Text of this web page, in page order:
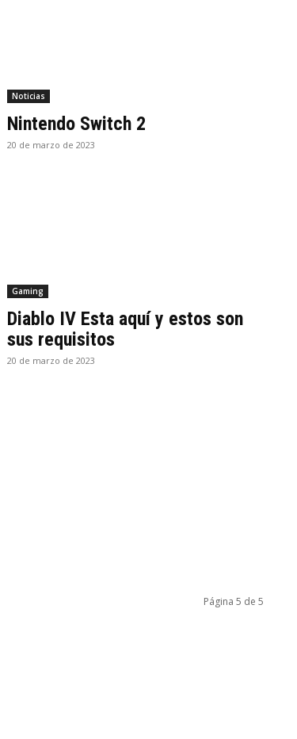
Noticias
Nintendo Switch 2
20 de marzo de 2023
Gaming
Diablo IV Esta aquí y estos son
sus requisitos
20 de marzo de 2023
Página 5 de 5